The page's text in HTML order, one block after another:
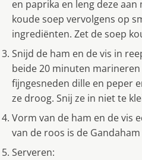
en paprika en leng deze
koude soep vervolgens op
ingrediënten. Zet de soep
Snijd de ham en de vis in
beide 20 minuten
fijngesneden dille en peper
ze droog. Snij ze in niet te
Vorm van de ham en de vis
van de roos is de
Serveren: